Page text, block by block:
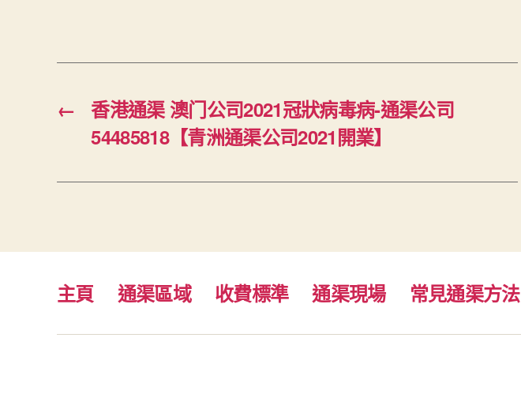
←
香港通渠 澳门公司2021冠狀病毒病-通渠公司
54485818【青洲通渠公司2021開業】
主頁 通渠區域 收費標準 通渠現場 常見通渠方法